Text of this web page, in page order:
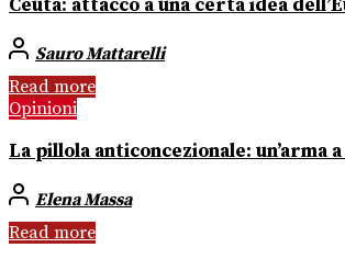
Ceuta: attacco a una certa idea
Sauro Mattarelli
Read more
Opinioni
La pillola anticoncezionale: un’arma
Elena Massa
Read more